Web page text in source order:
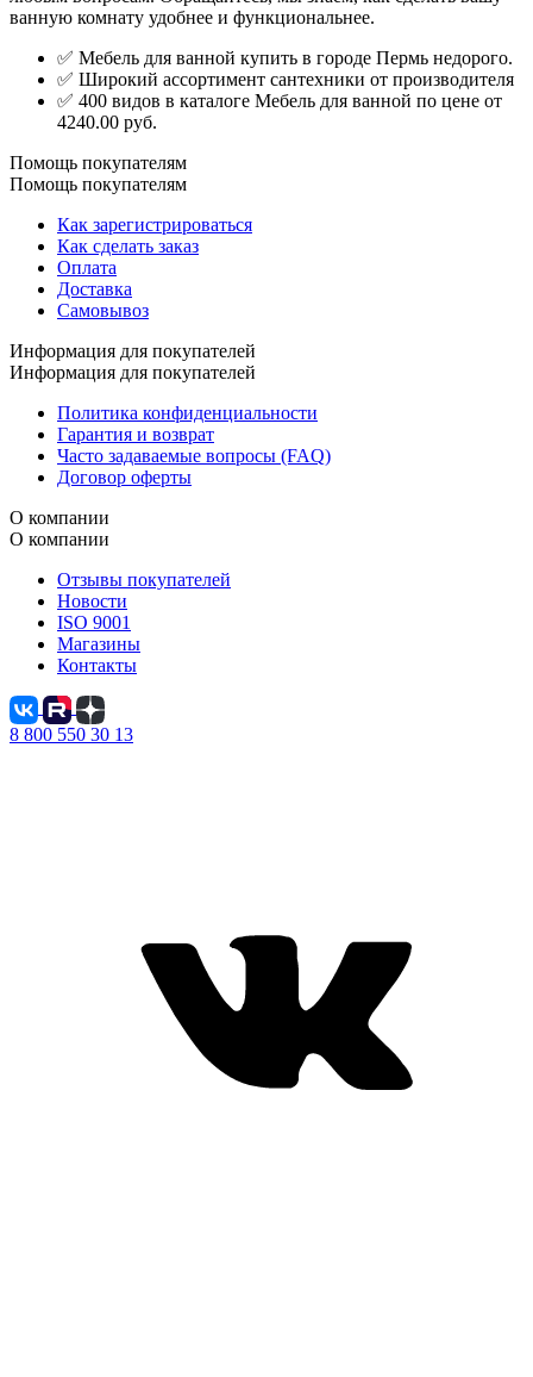
ванную комнату удобнее и функциональнее.
✅ Мебель для ванной купить в городе Пермь недорого.
✅ Широкий ассортимент сантехники от производителя
✅ 400 видов в каталоге Мебель для ванной по цене от
4240.00 руб.
Помощь покупателям
Помощь покупателям
Как зарегистрироваться
Как сделать заказ
Оплата
Доставка
Самовывоз
Информация для покупателей
Информация для покупателей
Политика конфиденциальности
Гарантия и возврат
Часто задаваемые вопросы (FAQ)
Договор оферты
О компании
О компании
Отзывы покупателей
Новости
ISO 9001
Магазины
Контакты
8 800 550 30 13